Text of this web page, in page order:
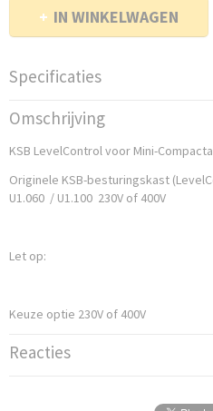
IN WINKELWAGEN
Specificaties
Bruto gewicht
10,00 Kg
Omschrijving
KSB LevelControl voor Mini-Compacta
Originele KSB-besturingskast
U1.060 / U1.100 230V of 400V
Let op:
Keuze optie 230V of 400V
Reacties